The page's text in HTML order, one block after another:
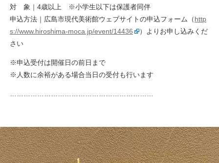
対 象｜4歳以上 ※小学生以下は保護者同伴
申込方法｜広島市現代美術館ウェブサイトの申込フォーム（http
s://www.hiroshima-moca.jp/event/14436
）よりお申し込みくだ
さい
※申込受付は開催日の前日まで
※人数に余裕がある場合当日の受付も行います